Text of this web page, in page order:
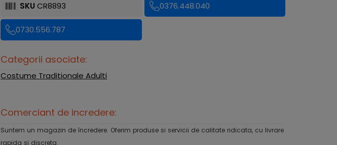
SKU CR8893 0376.448.040
0730.556.787
Categorii asociate:
Costume Traditionale Adulti
Comerciant de incredere:
Suntem un magazin de încredere. Oferim produse si servicii de calitate ridicata, cu livrare
rapida si discreta.